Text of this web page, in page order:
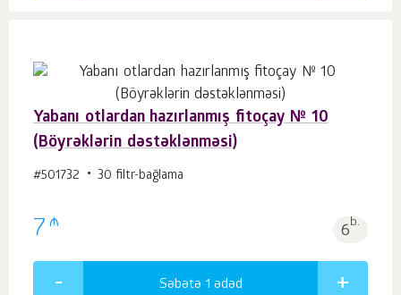
Yabanı otlardan hazırlanmış fitoçay № 10
(Böyrəklərin dəstəklənməsi)
#501732 30 filtr-bağlama
7 ₼ 6b.
Səbətə 1 ədəd